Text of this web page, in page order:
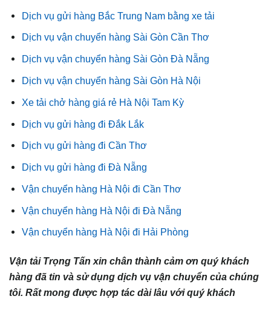
Dịch vụ gửi hàng Bắc Trung Nam bằng xe tải
Dịch vụ vận chuyển hàng Sài Gòn Cần Thơ
Dịch vụ vận chuyển hàng Sài Gòn Đà Nẵng
Dịch vụ vận chuyển hàng Sài Gòn Hà Nội
Xe tải chở hàng giá rẻ Hà Nội Tam Kỳ
Dịch vụ gửi hàng đi Đắk Lắk
Dịch vụ gửi hàng đi Cần Thơ
Dịch vụ gửi hàng đi Đà Nẵng
Vận chuyển hàng Hà Nội đi Cần Thơ
Vận chuyển hàng Hà Nội đi Đà Nẵng
Vận chuyển hàng Hà Nội đi Hải Phòng
Vận tải Trọng Tấn xin chân thành cảm ơn quý khách
hàng đã tin và sử dụng dịch vụ vận chuyển của chúng
tôi. Rất mong được hợp tác dài lâu với quý khách